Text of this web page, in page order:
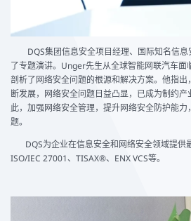
DQS集团信息安全项目经理、国际知名信息
了专题演讲。Unger先生从全球智能网联汽车面
剖析了网络安全问题的根源和解决方案。他指
断发展，网络安全问题日益凸显，已成为制约
此，加强网络安全管理，提升网络安全防护能
题。
DQS为企业在信息安全和网络安全领域提供
ISO/IEC 27001、TISAX®、ENX VCS等。